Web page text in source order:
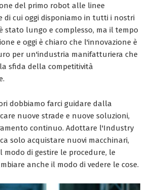
del primo robot alle linee
di cui oggi disponiamo in tutti i nostri
stato lungo e complesso, ma il tempo
e oggi è chiaro che l'innovazione è
per un'industria manifatturiera che
sfida della competitività
dobbiamo farci guidare dalla
nuove strade e nuove soluzioni,
continuo. Adottare l'Industry
solo acquistare nuovi macchinari,
modo di gestire le procedure, le
anche il modo di vedere le cose.